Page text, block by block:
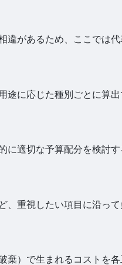
があるため、ここでは
に応じた種別ごとに算出
適切な予算配分を検討す
重視したい項目に沿っ
）で生まれるコストを